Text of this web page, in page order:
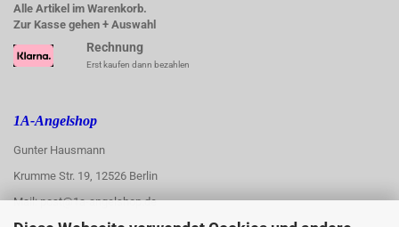
Alle Artikel im Warenkorb.
Zur Kasse gehen + Auswahl
Rechnung
Erst kaufen dann bezahlen
1A-Angelshop
Gunter Hausmann
Krumme Str. 19, 12526 Berlin
Mail: post@1a-angelshop.de